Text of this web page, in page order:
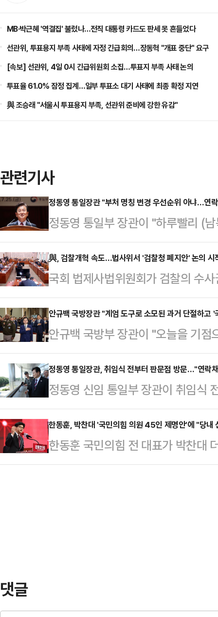
MB·박근혜 '역결집' 불렀나…전직 대통령 카드도 판세 못 흔들었다
선관위, 투표용지 부족 사태에 자정 긴급회의…장동혁 "개표 중단" 요구
[속보] 선관위, 4일 0시 긴급위원회 소집…투표지 부족 사태 논의
투표율 61.0% 잠정 집계…일부 투표소 대기 사태에 최종 확정 지연
與 조승래 "서울시 투표용지 부족, 선관위 준비에 강한 유감"
관련기사
정동영 통일장관 "부처 명칭 변경 우선순위 아냐…연
정동영 통일부 장관이 "하루빨리 (
는 것이 내가 해야 할 일"이라고 밝
서 취임식 전 취재진과 만나 "남북
긴 세월이었다"며 이같이 말했다.
통전화를 직접 들며 통화 여부를 확
대해선 "뭐든지 우선순위가 있는데
다.앞서 정 장관은 후보자 당시 국
일'을 빼는 변경안…
與, 검찰개혁 속도…법사위서 '검찰청 폐지안' 논의 시
국회 법제사법위원회가 검찰의 수
혁 4법'에 대해 본격적인 심사에 돌
공청회 등을 통해 의견을 추가로 수
계획이다.국회 법사위 법안심사 제
4법 등을 심사했다. 법사위 소위원
과 법 위에 군림해왔던 절대권력의
을 원래 있어야 했던 자리로 돌려놓
를 표했다.검찰개혁4…
안규백 국방장관 "계엄 도구로 소모된 과거 단절하고
안규백 국방부 장관이 "오늘을 기
소모된 과거와 단절하고 오직 국가
군대'로 거듭날 것"이라고 강조했
린 취임식에서 취임사를 통해 "그
원칙에 따를 것이며 지난 상처를 딛
이 말했다.64년 만의 문민 국방부
시작한 이래 국회 국방위원회에서
러분의 곁에서 …
정동영 통일장관, 취임식 전부터 판문점 방문…"연락
정동영 신임 통일부 장관이 취임식
정동영 장관은 25일 이재명 대통령
장지대(DMZ)를 관할하는 유엔군
의 집' 시설 등을 방문하고 장기간
장에는 데릭 매콜리 유엔사 부사령
한동훈, 박찬대 '국민의힘 의원 45인 제명안'에 "당내
한동훈 국민의힘 전 대표가 박찬대
전 대통령 한남동 관저 앞에 집결
댓글